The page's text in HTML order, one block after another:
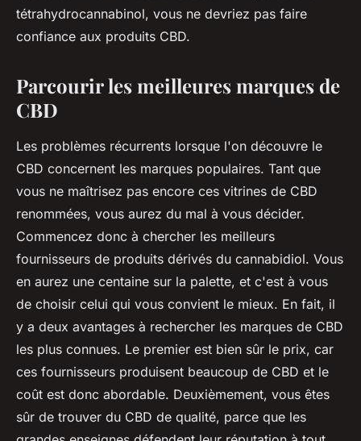
tétrahydrocannabinol, vous ne devriez pas faire
confiance aux produits CBD.
Parcourir les meilleures marques de
CBD
Les problèmes récurrents lorsque l'on découvre le
CBD concernent les marques populaires. Tant que
vous ne maîtrisez pas encore ces vitrines de CBD
renommées, vous aurez du mal à vous décider.
Commencez donc à chercher les meilleurs
fournisseurs de produits dérivés du cannabidiol. Vous
en aurez une centaine sur la palette, et c'est à vous
de choisir celui qui vous convient le mieux. En fait, il
y a deux avantages à rechercher les marques de CBD
les plus connues. Le premier est bien sûr le prix, car
ces fournisseurs produisent beaucoup de CBD et le
coût est donc abordable. Deuxièmement, vous êtes
sûr de trouver du CBD de qualité, parce que les